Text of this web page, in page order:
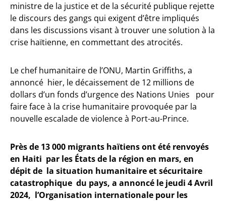
ministre de la justice et de la sécurité publique rejette
le discours des gangs qui exigent d’être impliqués
dans les discussions visant à trouver une solution à la
crise haïtienne, en commettant des atrocités.
Le chef humanitaire de l’ONU, Martin Griffiths, a
annoncé hier, le décaissement de 12 millions de
dollars d’un fonds d’urgence des Nations Unies pour
faire face à la crise humanitaire provoquée par la
nouvelle escalade de violence à Port-au-Prince.
Près de 13 000 migrants haïtiens ont été renvoyés
en Haiti par les États de la région en mars, en
dépit de la situation humanitaire et sécuritaire
catastrophique du pays, a annoncé le jeudi 4 Avril
2024, l’Organisation internationale pour les